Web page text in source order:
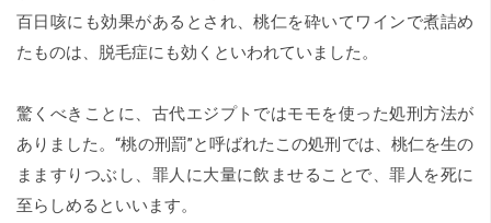
百日咳にも効果があるとされ、桃仁を砕いてワインで煮詰め
たものは、脱毛症にも効くといわれていました。
驚くべきことに、古代エジプトではモモを使った処刑方法が
ありました。“桃の刑罰”と呼ばれたこの処刑では、桃仁を生の
まますりつぶし、罪人に大量に飲ませることで、罪人を死に
至らしめるといいます。